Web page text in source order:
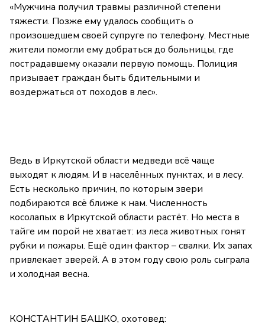
«Мужчина получил травмы различной степени
тяжести. Позже ему удалось сообщить о
произошедшем своей супруге по телефону. Местные
жители помогли ему добраться до больницы, где
пострадавшему оказали первую помощь. Полиция
призывает граждан быть бдительными и
воздержаться от походов в лес».
Ведь в Иркутской области медведи всё чаще
выходят к людям. И в населённых пунктах, и в лесу.
Есть несколько причин, по которым звери
подбираются всё ближе к нам. Численность
косолапых в Иркутской области растёт. Но места в
тайге им порой не хватает: из леса животных гонят
рубки и пожары. Ещё один фактор – свалки. Их запах
привлекает зверей. А в этом году свою роль сыграла
и холодная весна.
КОНСТАНТИН БАШКО, охотовед: